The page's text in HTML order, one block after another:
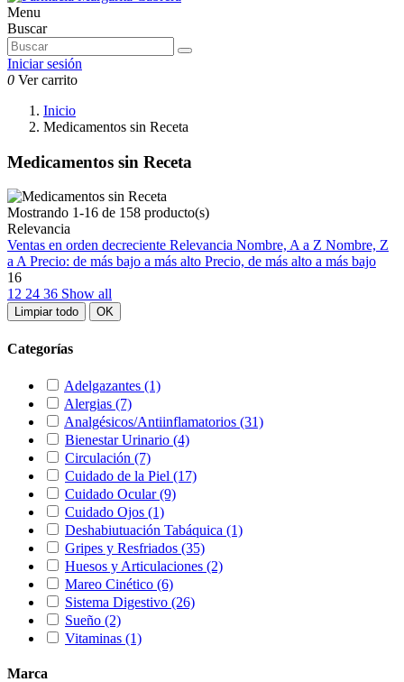
Menu
Buscar
Iniciar sesión
0 Ver carrito
Inicio
Medicamentos sin Receta
Medicamentos sin Receta
Mostrando 1-16 de 158 producto(s)
Relevancia
Ventas en orden decreciente Relevancia Nombre, A a Z Nombre, Z
a APrecio: de más bajo a más alto Precio, de más alto a más bajo
16
12 24 36 Show all
Limpiar todo OK
Categorías
Adelgazantes (1)
Alergias (7)
Analgésicos/Antiinflamatorios (31)
Bienestar Urinario (4)
Circulación (7)
Cuidado de la Piel (17)
Cuidado Ocular(9)
Cuidado Ojos (1)
Deshabiutuación Tabáquica (1)
Gripes y Resfriados (35)
Huesos y Articulaciones (2)
Mareo Cinético (6)
Sistema Digestivo (26)
Sueño (2)
Vitaminas (1)
Marca